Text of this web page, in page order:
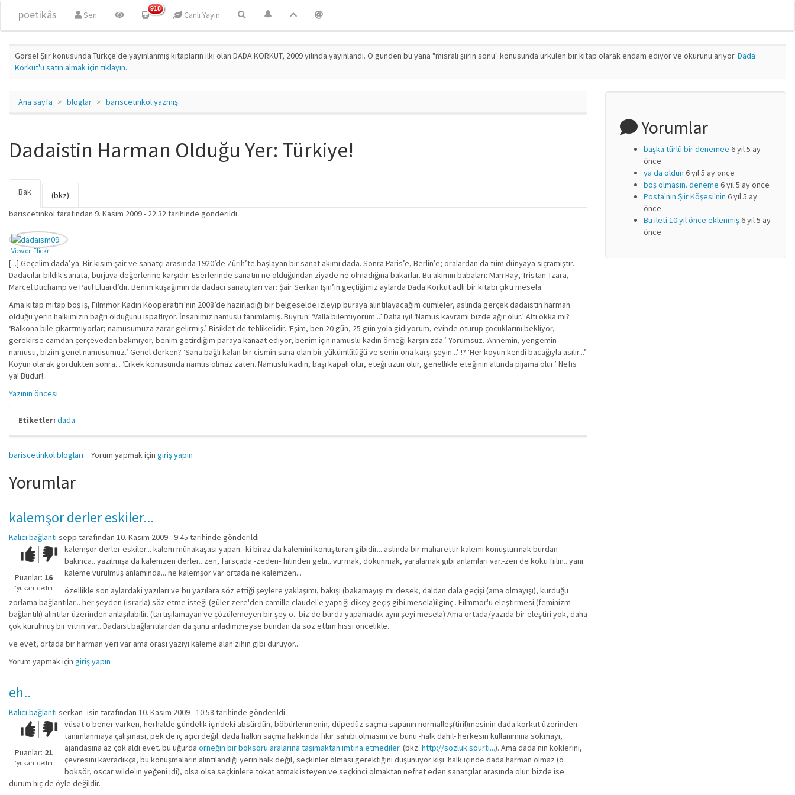
pöetikâs Sen
918
Canlı Yayın
Görsel Şiir konusunda Türkçe'de yayınlanmış kitapların ilki olan DADA KORKUT, 2009 yılında yayınlandı. O günden bu yana "mısralı şiirin sonu" konusunda ürkülen bir kitap olarak endam ediyor ve okurunu arıyor. Dada
Korkut'u satın almak için tıklayın.
Ana sayfa bloglar bariscetinkol yazmış
Dadaistin Harman Olduğu Yer: Türkiye!
Birincil sekmeler
Bak
sekme)
(bkz)
bariscetinkoltarafından 9. Kasım 2009 - 22:32 tarihinde gönderildi
View on Flickr
[...] Geçelim dada’ya. Bir kısım şair ve sanatçı arasında 1920’de Zürih’te başlayan bir sanat akımı dada. Sonra Paris’e, Berlin’e; oralardan da tüm dünyaya sıçramıştır.
Dadacılar bildik sanata, burjuva değerlerine karşıdır. Eserlerinde sanatın ne olduğundan ziyade ne olmadığına bakarlar. Bu akımın babaları: Man Ray, Tristan Tzara,
Marcel Duchamp ve Paul Eluard’dır. Benim kuşağımın da dadacı sanatçıları var: Şair Serkan Işın’ın geçtiğimiz aylarda Dada Korkut adlı bir kitabı çıktı mesela.
Ama kitap mitap boş iş, Filmmor Kadın Kooperatifi’nin 2008’de hazırladığı bir belgeselde izleyip buraya alıntılayacağım cümleler, aslında gerçek dadaistin harman
olduğu yerin halkımızın bağrı olduğunu ispatlıyor. İnsanımız namusu tanımlamış. Buyrun: ‘Valla bilemiyorum...’ Daha iyi! ‘Namus kavramı bizde ağır olur.’ Altı okka mı?
‘Balkona bile çıkartmıyorlar; namusumuza zarar gelirmiş.’ Bisiklet de tehlikelidir. ‘Eşim, ben 20 gün, 25 gün yola gidiyorum, evinde oturup çocuklarını bekliyor,
gerekirse camdan çerçeveden bakmıyor, benim getirdiğim paraya kanaat ediyor, benim için namuslu kadın örneği karşınızda.’ Yorumsuz. ‘Annemin, yengemin
namusu, bizim genel namusumuz.’ Genel derken? ‘Sana bağlı kalan bir cismin sana olan bir yükümlülüğü ve senin ona karşı şeyin...’ !? ‘Her koyun kendi bacağıyla asılır...’
Koyun olarak gördükten sonra... ‘Erkek konusunda namus olmaz zaten. Namuslu kadın, başı kapalı olur, eteği uzun olur, genellikle eteğinin altında pijama olur.’ Nefis
ya! Budur!..
Yazının öncesi.
Etiketler: dada
bariscetinkol blogları Yorum yapmak için giriş yapın
Yorumlar
kalemşor derler eskiler...
Kalıcı bağlantı sepp tarafından 10. Kasım 2009 - 9:45 tarihinde gönderildi
Çok iyi!O
kadar
iyi
değil!
Puanlar: 16
‘yukarı’ dedin
kalemşor derler eskiler... kalem münakaşası yapan.. ki biraz da kalemini konuşturan gibidir... aslında bir maharettir kalemi konuşturmak burdan
bakınca.. yazılmışa da kalemzen derler.. zen, farsçada -zeden- fiilinden gelir.. vurmak, dokunmak, yaralamak gibi anlamları var.-zen de kökü fiilin.. yani
kaleme vurulmuş anlamında... ne kalemşor var ortada ne kalemzen...
özellikle son aylardaki yazıları ve bu yazılara söz ettiği şeylere yaklaşımı, bakışı (bakamayışı mı desek, daldan dala geçişi (ama olmayışı), kurduğu
zorlama bağlantılar... her şeyden (ısrarla) söz etme isteği (güler zere'den camille claudel'e yaptığı dikey geçiş gibi mesela)ilginç.. Filmmor'u eleştirmesi (feminizm
bağlantılı) alıntılar üzerinden anlaşılabilir. (tartışılamayan ve çözülemeyen bir şey o.. biz de burda yapamadık aynı şeyi mesela) Ama ortada/yazıda bir eleştiri yok, daha
çok kurulmuş bir vitrin var.. Dadaist bağlantılardan da şunu anladım:neyse bundan da söz ettim hissi öncelikle.
ve evet, ortada bir harman yeri var ama orası yazıyı kaleme alan zihin gibi duruyor...
Yorum yapmak için giriş yapın
eh..
Kalıcı bağlantı serkan_isin tarafından 10. Kasım 2009 - 10:58 tarihinde gönderildi
Çok iyi!O
kadar
iyi
değil!
Puanlar: 21
‘yukarı’ dedin
vüsat o bener varken, herhalde gündelik içindeki absürdün, böbürlenmenin, düpedüz saçma sapanın normalleş(tiril)mesinin dada korkut üzerinden
tanımlanmaya çalışması, pek de iç açıcı değil. dada halkın saçma hakkında fikir sahibi olmasını ve bunu -halk dahil- herkesin kullanımına sokmayı,
ajandasına az çok aldı evet. bu uğurda örneğin bir boksörü aralarına taşımaktan imtina etmediler. (bkz. http://sozluk.sourti...). Ama dada'nın köklerini,
çevresini kavradıkça, bu konuşmaların alıntılandığı yerin halk değil, seçkinler olması gerektiğini düşünüyor kişi. halk içinde dada harman olmaz (o
boksör, oscar wilde'ın yeğeni idi), olsa olsa seçkinlere tokat atmak isteyen ve seçkinci olmaktan nefret eden sanatçılar arasında olur. bizde ise
durum hiç de öyle değildir.
Yorumlar
başka türlü bir denemee 6 yıl 5 ay
önce
ya da oldun 6 yıl 5 ay önce
boş olmasın. deneme 6 yıl 5 ay önce
Posta'nın Şiir Köşesi'nin 6 yıl 5 ay
önce
Bu ileti 10 yıl önce eklenmiş6 yıl 5 ay
önce